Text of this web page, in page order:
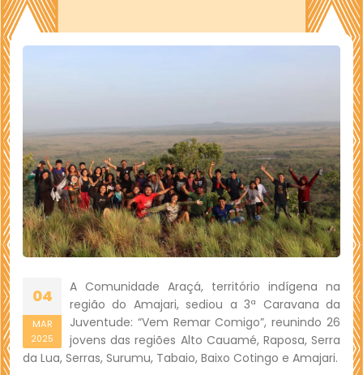
04
MAR
2025
A Comunidade Araçá, território indígena na
região do Amajari, sediou a 3ª Caravana da
Juventude: “Vem Remar Comigo”, reunindo 26
jovens das regiões Alto Cauamé, Raposa, Serra
da Lua, Serras, Surumu, Tabaio, Baixo Cotingo e Amajari.